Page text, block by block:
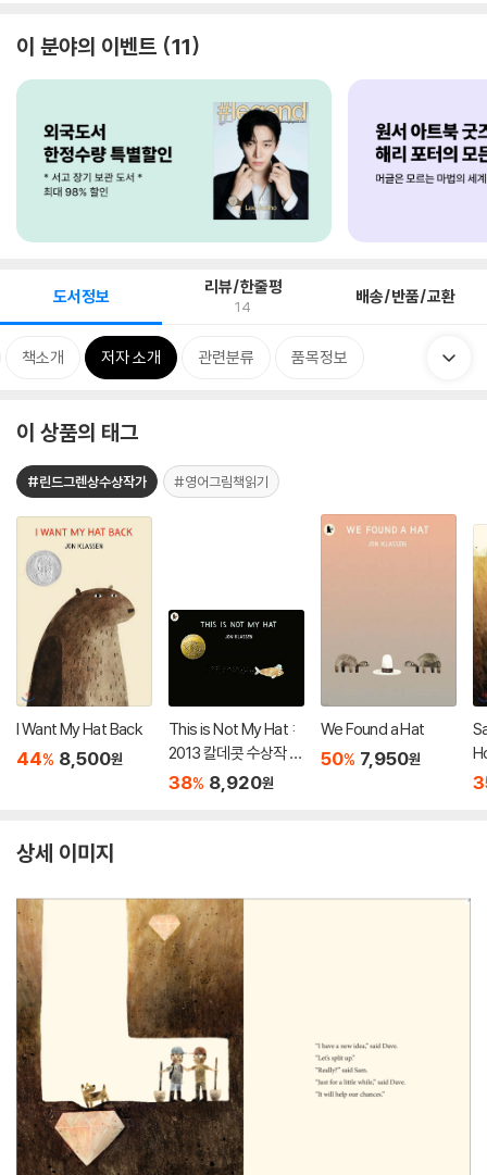
이 분야의 이벤트 11
도서정보 리뷰/한줄평
14 배송/반품/교환
책소개 저자 소개 관련분류 품목정보
이 상품의 태그
#린드그렌상수상작가 #영어그림책읽기
I Want My Hat Back
44% 8,500원
This is Not My Hat :
2013 칼데콧 수상작 , 2
014 케이트그린어웨이
38% 8,920원
We Found a Hat
50% 7,950원
상세 이미지